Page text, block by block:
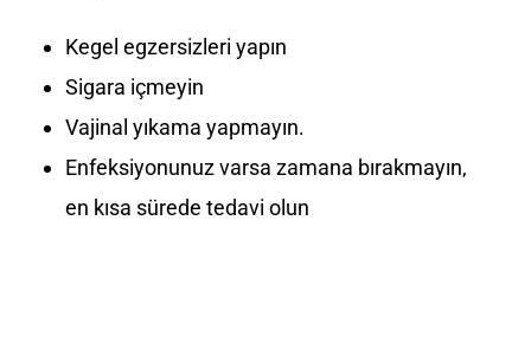
Kegel egzersizleri yapın
Sigara içmeyin
Vajinal yıkama yapmayın.
Enfeksiyonunuz varsa zamana bırakmayın,
en kısa sürede tedavi olun